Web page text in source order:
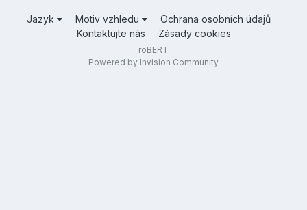
Jazyk Motiv vzhledu
Ochrana osobních údajů
Kontaktujte nás
Zásady cookies
roBERT
Powered by Invision Community